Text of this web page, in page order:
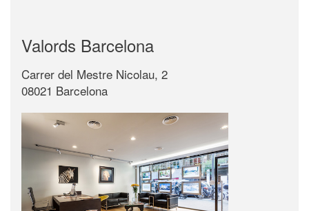
Valords Barcelona
Carrer del Mestre Nicolau, 2
08021 Barcelona